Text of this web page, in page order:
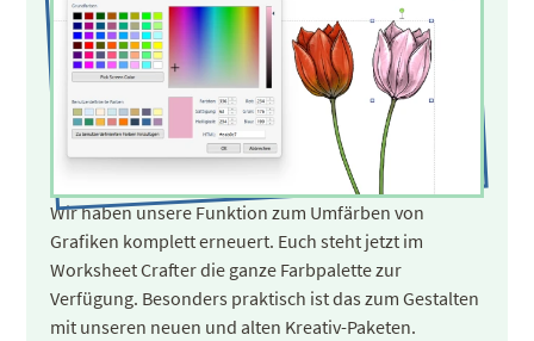
Wir haben unsere Funktion zum Umfärben von
Grafiken komplett erneuert. Euch steht jetzt im
Worksheet Crafter die ganze Farbpalette zur
Verfügung. Besonders praktisch ist das zum Gestalten
mit unseren neuen und alten Kreativ-Paketen.